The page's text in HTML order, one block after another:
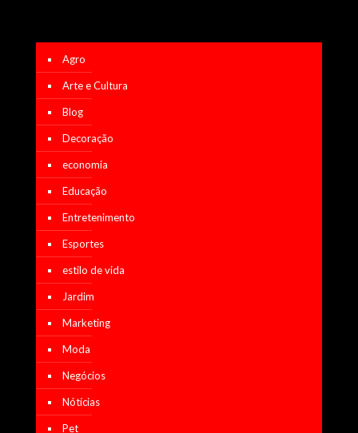
Agro
Arte e Cultura
Blog
Decoração
economia
Educação
Entretenimento
Esportes
estilo de vida
Jardim
Marketing
Moda
Negócios
Nótícias
Pet